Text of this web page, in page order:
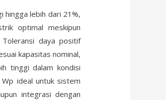
hingga lebih dari 21%,
optimal meskipun
daya positif
kapasitas nominal,
tinggi dalam kondisi
ideal untuk sistem
integrasi dengan